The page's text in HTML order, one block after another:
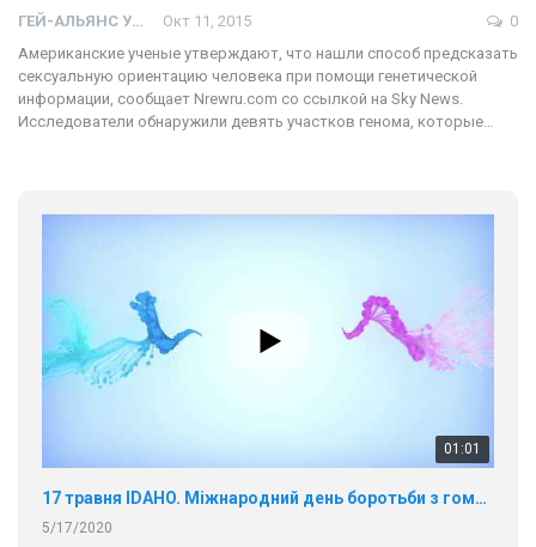
ГЕЙ-АЛЬЯНС УКРАИНА Окт 11, 2015
0
Американские ученые утверждают, что нашли способ предсказать
сексуальную ориентацию человека при помощи генетической
информации, сообщает Nrewru.com со ссылкой на Sky News.
Исследователи обнаружили девять участков генома, которые…
01:01
17 травня IDAHO. Міжнародний день боротьби з гомофобією трансфобією і біфобія.
5/17/2020